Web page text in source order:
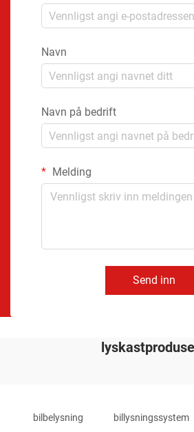
Navn
Navn på bedrift
Melding
Send inn
bilbelysning billysningssystem